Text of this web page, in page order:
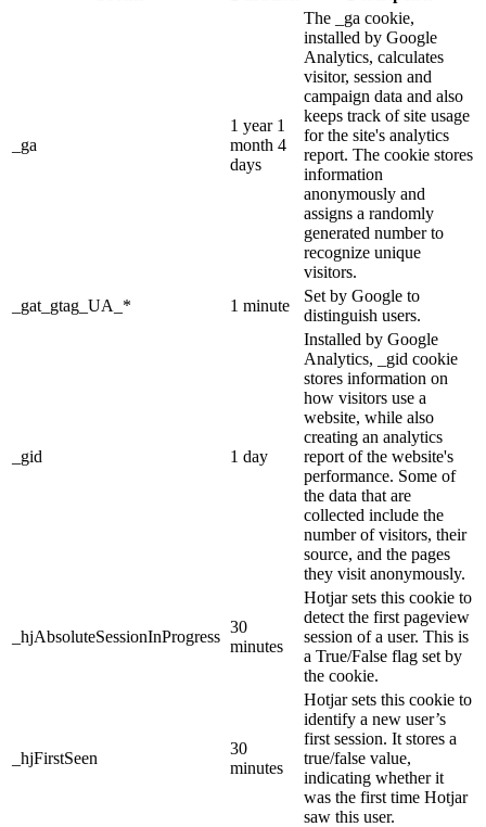
_ga
1 year 1
month 4
days
The _ga cookie,
installed by Google
Analytics, calculates
visitor, session and
campaign data and also
keeps track of site usage
for the site's analytics
report. The cookie stores
information
anonymously and
assigns a randomly
generated number to
recognize unique
visitors.
_gat_gtag_UA_*
1 minute
Set by Google to
distinguish users.
_gid 1 day
Installed by Google
Analytics, _gid cookie
stores information on
how visitors use a
website, while also
creating an analytics
report of the website's
performance. Some of
the data that are
collected include the
number of visitors, their
source, and the pages
they visit anonymously.
_hjAbsoluteSessionInProgress
30
minutes
Hotjar sets this cookie to
detect the first pageview
session of a user. This is
a True/False flag set by
the cookie.
_hjFirstSeen
30
minutes
Hotjar sets this cookie to
identify a new user’s
first session. It stores a
true/false value,
indicating whether it
was the first time Hotjar
saw this user.